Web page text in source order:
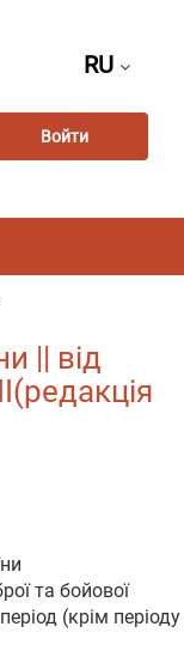
RU
Войти
|| від
та бойової
(крім періоду